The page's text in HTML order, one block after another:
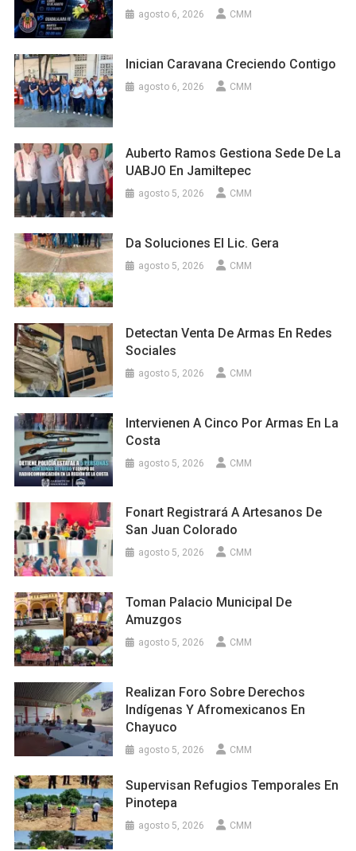
agosto 6, 2026 CMM
Inician Caravana Creciendo Contigo
agosto 6, 2026 CMM
Auberto Ramos Gestiona Sede De La
UABJO En Jamiltepec
agosto 5, 2026 CMM
Da Soluciones El Lic. Gera
agosto 5, 2026 CMM
Detectan Venta De Armas En Redes
Sociales
agosto 5, 2026 CMM
Intervienen A Cinco Por Armas En La
Costa
agosto 5, 2026 CMM
Fonart Registrará A Artesanos De
San Juan Colorado
agosto 5, 2026 CMM
Toman Palacio Municipal De
Amuzgos
agosto 5, 2026 CMM
Realizan Foro Sobre Derechos
Indígenas Y Afromexicanos En
Chayuco
agosto 5, 2026 CMM
Supervisan Refugios Temporales En
Pinotepa
agosto 5, 2026 CMM